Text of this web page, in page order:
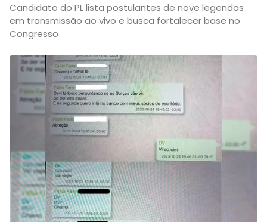
Candidato do PL lista postulantes de nove legendas
em transmissão ao vivo e busca fortalecer base no
Congresso